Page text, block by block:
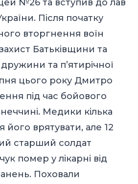
№26 та вступив до лав
Після початку
вторгнення воїн
Батьківщини та
та п’ятирічної
цього року Дмитро
під час бойового
Медики кілька
його врятувати, але 12
старший солдат
помер у лікарні від
Поховали